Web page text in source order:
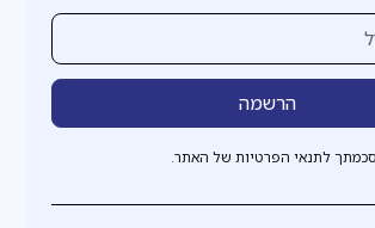
לתנאי הפרטיות של האתר.